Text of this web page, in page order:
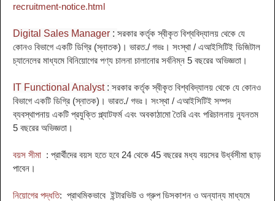
recruitment-notice.html
Digital Sales Manager : সরকার কর্তৃক স্বীকৃত বিশ্ববিদ্যালয় থেকে যে
কোনও বিভাগে একটি ডিগ্রি (স্নাতক)। ভারত./ গভঃ। সংস্থা / এআইসিটিই ডিজিটাল
চ্যানেলের মাধ্যমে বিনিয়োগের পণ্য চালনা চালানোর সর্বনিম্ন 5 বছরের অভিজ্ঞতা।
IT Functional Analyst: সরকার কর্তৃক স্বীকৃত বিশ্ববিদ্যালয় থেকে যে কোনও
বিভাগে একটি ডিগ্রি (স্নাতক)। ভারত./ গভঃ। সংস্থা / এআইসিটিই সম্পদ
ব্যবস্থাপনায় একটি প্রযুক্তি প্ল্যাটফর্ম এবং অবকাঠামো তৈরি এবং পরিচালনায় ন্যূনতম
5 বছরের অভিজ্ঞতা।
বয়স সীমা : প্রার্থীদের বয়স হতে হবে 24 থেকে 45 বছরের মধ্য বয়সের উর্ধ্বসীমা ছাড়
পাবেন ।
নিয়োগের পদ্ধতি: প্রাথমিকভাবে ইন্টারভিউ ও গ্রুপ ডিসকাশন ও অন্যান্য মাধ্যমে